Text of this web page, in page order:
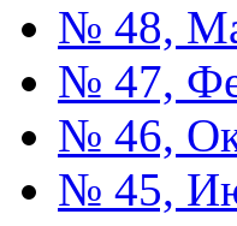
№ 48,
№ 47,
№ 46,
№ 45,